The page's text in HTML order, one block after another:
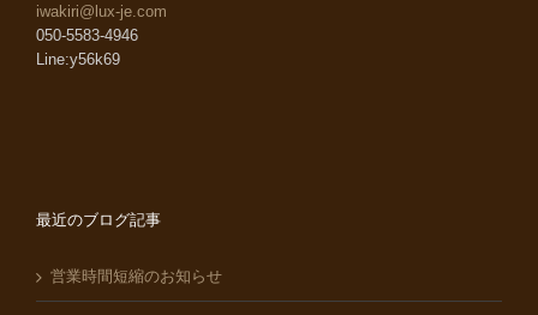
iwakiri@lux-je.com
050-5583-4946
Line:y56k69
最近のブログ記事
営業時間短縮のお知らせ